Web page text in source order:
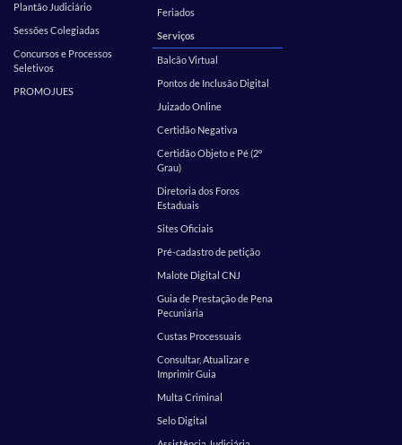
Plantão Judiciário
Sessões Colegiadas
Concursos e Processos
Seletivos
PROMOJUES
Feriados
Serviços
Balcão Virtual
Pontos de Inclusão Digital
Juizado Online
Certidão Negativa
Certidão Objeto e Pé (2º
Grau)
Diretoria dos Foros
Estaduais
Sites Oficiais
Pré-cadastro de petição
Malote Digital CNJ
Guia de Prestação de Pena
Pecuniária
Custas Processuais
Consultar, Atualizar e
Imprimir Guia
Multa Criminal
Selo Digital